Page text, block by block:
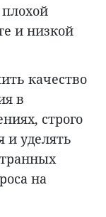
и низкой
качество
в
строго
и уделять
на